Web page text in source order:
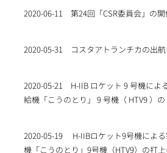
2020-06-11 第24回「CSR委員会」の
2020-05-31 コスタアトランチカの出
2020-05-21
H-IIB ロケット 9 号機によ
給機「こうのとり」 9 号機（ HTV9 ）
2020-05-19
H-IIBロケット9号機によ
機「こうのとり」9号機（HTV9）の打